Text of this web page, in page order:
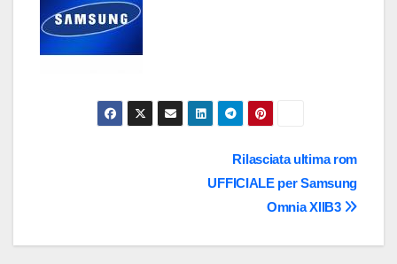
Rilasciata ultima rom
UFFICIALE per Samsung
Omnia XIIB3